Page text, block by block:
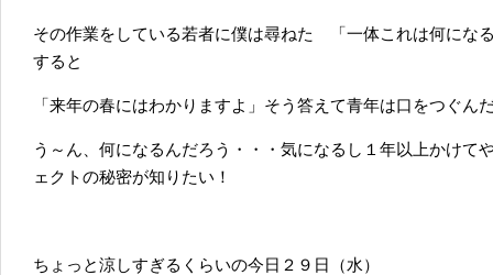
その作業をしている若者に僕は尋ねた 「一体これは何に
すると
「来年の春にはわかりますよ」そう答えて青年は口をつぐん
う～ん、何になるんだろう・・・気になるし１年以上かけて
ェクトの秘密が知りたい！
ちょっと涼しすぎるくらいの今日２９日（水）